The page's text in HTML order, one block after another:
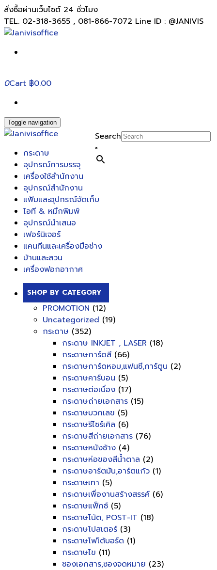
สั่งซื้อผ่านเว็บไซต์ 24 ชั่วโมง
TEL. 02-318-3655 , 081-866-7072 Line ID : @JANIVIS
0Cart ฿0.00
Toggle navigation
Search
×
กระดาษ
อุปกรณ์การบรรจุ
เครื่องใช้สำนักงาน
อุปกรณ์สำนักงาน
แฟ้มและอุปกรณ์จัดเก็บ
ไอที & หมึกพิมพ์
อุปกรณ์นำเสนอ
เฟอร์นิเจอร์
แคนทีนและเครื่องมือช่าง
บ้านและสวน
เครื่องฟอกอากาศ
SHOP BY CATEGORY
PROMOTION (12)
Uncategorized (19)
กระดาษ (352)
กระดาษ INKJET , LASER (18)
กระดาษการ์ดสี (66)
กระดาษการ์ดหอม,แฟนซี,การ์ตูน (2)
กระดาษคาร์บอน (5)
กระดาษต่อเนื่อง (17)
กระดาษถ่ายเอกสาร (15)
กระดาษบวกเลข (5)
กระดาษรีไซร์เคิล (6)
กระดาษสีถ่ายเอกสาร (76)
กระดาษหนังช้าง (4)
กระดาษห่อของสีน้ำตาล (2)
กระดาษอาร์ตมัน,อาร์ตแก้ว (1)
กระดาษเทา (5)
กระดาษเพื่องานสร้างสรรค์ (6)
กระดาษแฟ็กซ์ (5)
กระดาษโน้ต, POST-IT (18)
กระดาษโปสเตอร์ (3)
กระดาษโฟโต้บอร์ด (1)
กระดาษไข (11)
ซองเอกสาร,ซองจดหมาย (23)